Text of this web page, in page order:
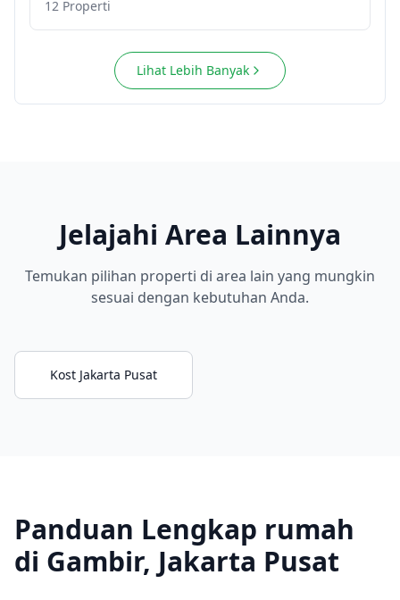
12 Properti
Lihat Lebih Banyak
Jelajahi Area Lainnya
Temukan pilihan properti di area lain yang mungkin
sesuai dengan kebutuhan Anda.
Kost Jakarta Pusat
Panduan Lengkap rumah
di Gambir, Jakarta Pusat